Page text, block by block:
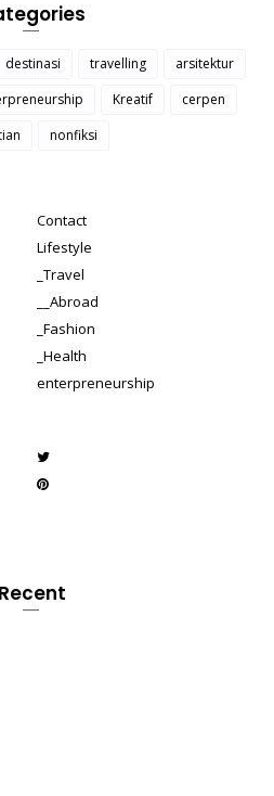
destinasi travelling
arsitektur
Kreatif
cerpen
nonfiksi
Contact
Lifestyle
_Travel
__Abroad
_Fashion
_Health
enterpreneurship
Recent